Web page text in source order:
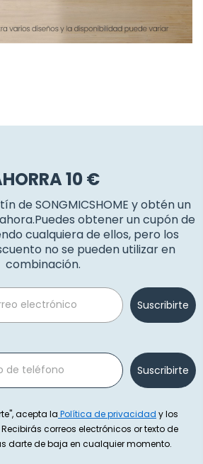
10 €
de SONGMICSHOME y obtén un
obtener un cupón de
cualquiera de ellos, pero los
no se pueden utilizar en
combinación.
Suscribirte
Suscribirte
acepta la Política de privacidad y los
Recibirás correos electrónicos or texto de
darte de baja en cualquier momento.